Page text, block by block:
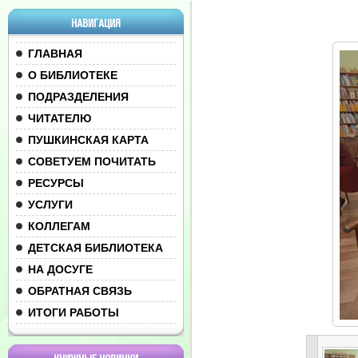
НАВИГАЦИЯ
ГЛАВНАЯ
О БИБЛИОТЕКЕ
ПОДРАЗДЕЛЕНИЯ
ЧИТАТЕЛЮ
ПУШКИНСКАЯ КАРТА
СОВЕТУЕМ ПОЧИТАТЬ
РЕСУРСЫ
УСЛУГИ
КОЛЛЕГАМ
ДЕТСКАЯ БИБЛИОТЕКА
НА ДОСУГЕ
ОБРАТНАЯ СВЯЗЬ
ИТОГИ РАБОТЫ